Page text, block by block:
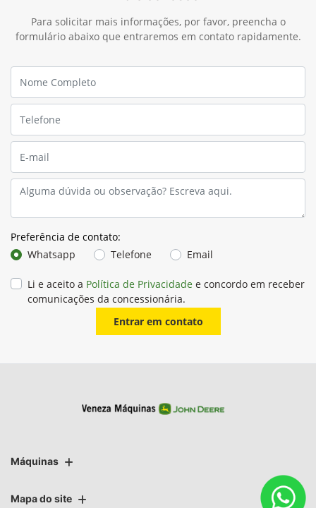
Para solicitar mais informações, por favor, preencha o
formulário abaixo que entraremos em contato rapidamente.
Preferência de contato:
Whatsapp
Telefone Email
Li e aceito a Política de Privacidade e concordo em receber
comunicações da concessionária.
Entrar em contato
Máquinas
Mapa do site